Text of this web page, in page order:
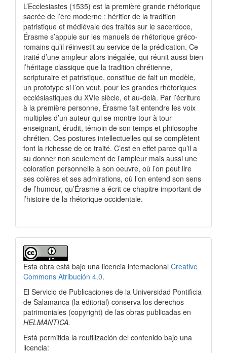
L’Ecclesiastes (1535) est la première grande rhétorique
sacrée de l’ère moderne : héritier de la tradition
patristique et médiévale des traités sur le sacerdoce,
Érasme s’appuie sur les manuels de rhétorique gréco-
romains qu’il réinvestit au service de la prédication. Ce
traité d’une ampleur alors inégalée, qui réunit aussi bien
l’héritage classique que la tradition chrétienne,
scripturaire et patristique, constitue de fait un modèle,
un prototype si l’on veut, pour les grandes rhétoriques
ecclésiastiques du XVIe siècle, et au-delà. Par l’écriture
à la première personne, Érasme fait entendre les voix
multiples d’un auteur qui se montre tour à tour
enseignant, érudit, témoin de son temps et philosophe
chrétien. Ces postures intellectuelles qui se complètent
font la richesse de ce traité. C’est en effet parce qu’il a
su donner non seulement de l’ampleur mais aussi une
coloration personnelle à son oeuvre, où l’on peut lire
ses colères et ses admirations, où l’on entend son sens
de l’humour, qu’Érasme a écrit ce chapitre important de
l’histoire de la rhétorique occidentale.
Detalles
del
artículo
Esta obra está bajo una licencia internacional Creative
Commons Atribución 4.0.
El Servicio de Publicaciones de la Universidad Pontificia
de Salamanca (la editorial) conserva los derechos
patrimoniales (copyright) de las obras publicadas en
HELMANTICA.
Está permitida la reutilización del contenido bajo una
licencia: